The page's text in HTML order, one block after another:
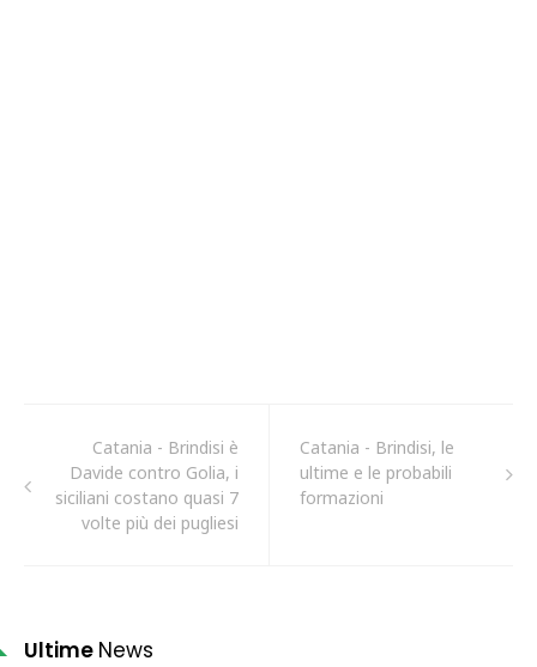
Catania - Brindisi è
Davide contro Golia, i
siciliani costano quasi 7
volte più dei pugliesi
Catania - Brindisi, le
ultime e le probabili
formazioni
Ultime News